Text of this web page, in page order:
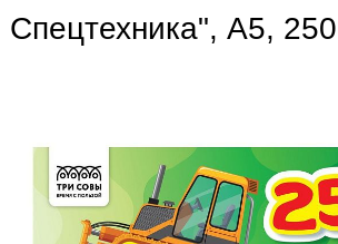
Спецтехника", А5,